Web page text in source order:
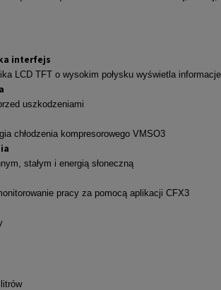
interfejs
LCD TFT o wysokim połysku wyświetla
uszkodzeniami
chłodzenia kompresorowego VMSO3
stałym i energią słoneczną
pracy za pomocą aplikacji CFX3